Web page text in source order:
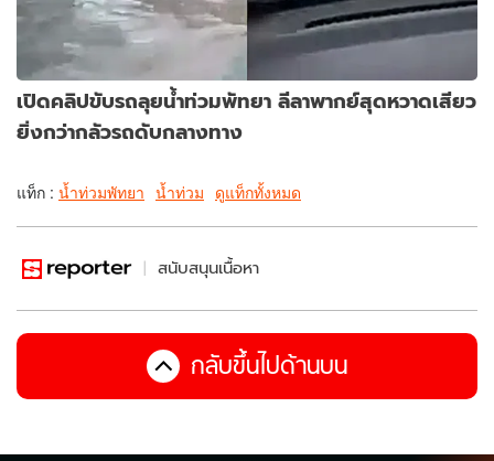
เปิดคลิปขับรถลุยน้ำท่วมพัทยา ลีลาพากย์สุดหวาดเสียว
ยิ่งกว่ากลัวรถดับกลางทาง
แท็ก : น้ำท่วมพัทยา น้ำท่วม ดูแท็กทั้งหมด
สนับสนุนเนื้อหา
กลับขึ้นไปด้านบน